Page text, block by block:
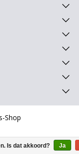
Shop
Is dat akkoord? Ja